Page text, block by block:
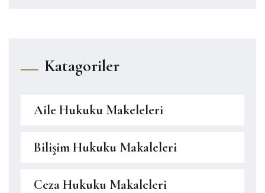
Katagoriler
Aile Hukuku Makeleleri
Bilişim Hukuku Makaleleri
Ceza Hukuku Makaleleri